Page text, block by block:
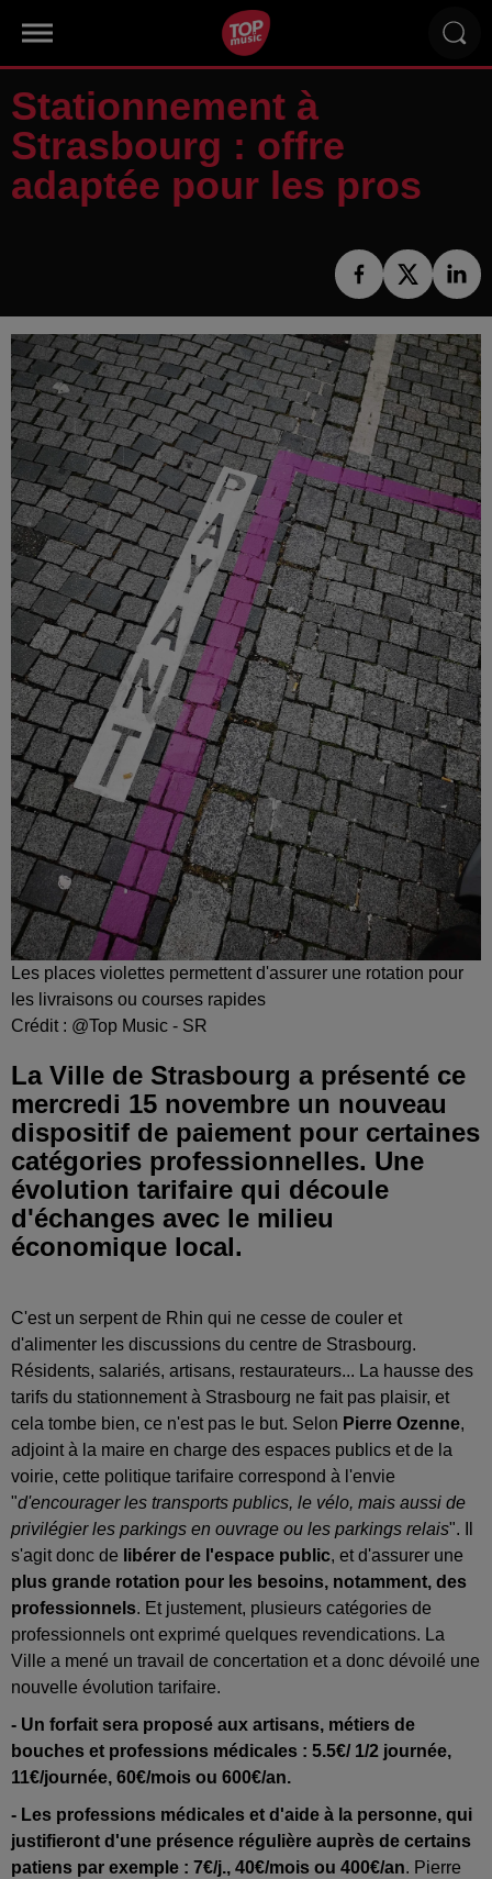
Stationnement à
Strasbourg : offre
adaptée pour les pros
Les places violettes permettent d'assurer une rotation pour
les livraisons ou courses rapides
Crédit : @Top Music - SR
La Ville de Strasbourg a présenté ce
mercredi 15 novembre un nouveau
dispositif de paiement pour certaines
catégories professionnelles. Une
évolution tarifaire qui découle
d'échanges avec le milieu
économique local.
C'est un serpent de Rhin qui ne cesse de couler et
d'alimenter les discussions du centre de Strasbourg.
Résidents, salariés, artisans, restaurateurs... La hausse des
tarifs du stationnement à Strasbourg ne fait pas plaisir, et
cela tombe bien, ce n'est pas le but. Selon Pierre Ozenne,
adjoint à la maire en charge des espaces publics et de la
voirie, cette politique tarifaire correspond à l'envie
"d'encourager les transports publics, le vélo, mais aussi de
privilégier les parkings en ouvrage ou les parkings relais". Il
s'agit donc de libérer de l'espace public, et d'assurer une
plus grande rotation pour les besoins, notamment, des
professionnels. Et justement, plusieurs catégories de
professionnels ont exprimé quelques revendications. La
Ville a mené un travail de concertation et a donc dévoilé une
nouvelle évolution tarifaire.
- Un forfait sera proposé aux artisans, métiers de
bouches et professions médicales : 5.5€/ 1/2 journée,
11€/journée, 60€/mois ou 600€/an.
- Les professions médicales et d'aide à la personne, qui
justifieront d'une présence régulière auprès de certains
patiens par exemple : 7€/j., 40€/mois ou 400€/an. Pierre